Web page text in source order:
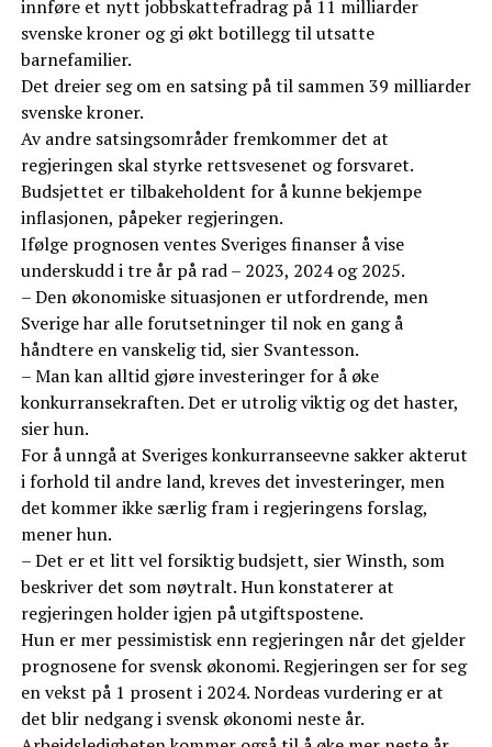
innføre et nytt jobbskattefradrag på 11 milliarder
svenske kroner og gi økt botillegg til utsatte
barnefamilier.
Det dreier seg om en satsing på til sammen 39 milliarder
svenske kroner.
Av andre satsingsområder fremkommer det at
regjeringen skal styrke rettsvesenet og forsvaret.
Budsjettet er tilbakeholdent for å kunne bekjempe
inflasjonen, påpeker regjeringen.
Ifølge prognosen ventes Sveriges finanser å vise
underskudd i tre år på rad – 2023, 2024 og 2025.
– Den økonomiske situasjonen er utfordrende, men
Sverige har alle forutsetninger til nok en gang å
håndtere en vanskelig tid, sier Svantesson.
– Man kan alltid gjøre investeringer for å øke
konkurransekraften. Det er utrolig viktig og det haster,
sier hun.
For å unngå at Sveriges konkurranseevne sakker akterut
i forhold til andre land, kreves det investeringer, men
det kommer ikke særlig fram i regjeringens forslag,
mener hun.
– Det er et litt vel forsiktig budsjett, sier Winsth, som
beskriver det som nøytralt. Hun konstaterer at
regjeringen holder igjen på utgiftspostene.
Hun er mer pessimistisk enn regjeringen når det gjelder
prognosene for svensk økonomi. Regjeringen ser for seg
en vekst på 1 prosent i 2024. Nordeas vurdering er at
det blir nedgang i svensk økonomi neste år.